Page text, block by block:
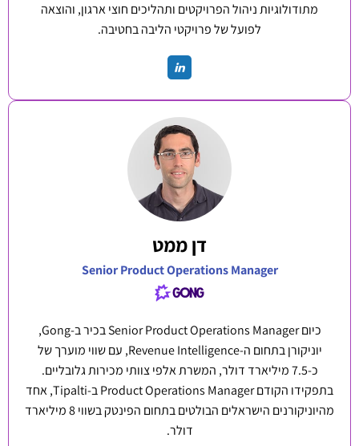
מתודולוגיות ניהול הפרויקטים ותהליכים חוצי ארגון, והוצאה
לפועל של פרויקטי הליבה בחטיבה.
דן ממט
Senior Product Operations Manager
כיום Senior Product Operations Manager בכיר ב-Gong,
יוניקורן בתחום ה‑Revenue Intelligence, עם שווי מוערך של
כ‑7.5 מיליארד דולר, המשרת אלפי צוותי מכירות גלובליים.
בתפקידו הקודם Product Operations Manager ב-Tipalti, אחד
מהיוניקורנים הישראלים הבולטים בתחום הפינטק בשווי 8 מיליארד
דולר.